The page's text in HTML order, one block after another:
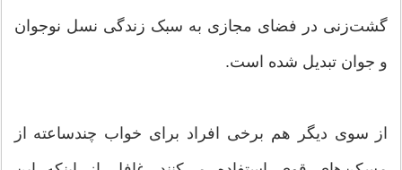
گشت‌زنی در فضای مجازی به سبک زندگی نسل نوجوان
و جوان تبدیل شده است.
از سوی دیگر هم برخی افراد برای خواب چندساعته از